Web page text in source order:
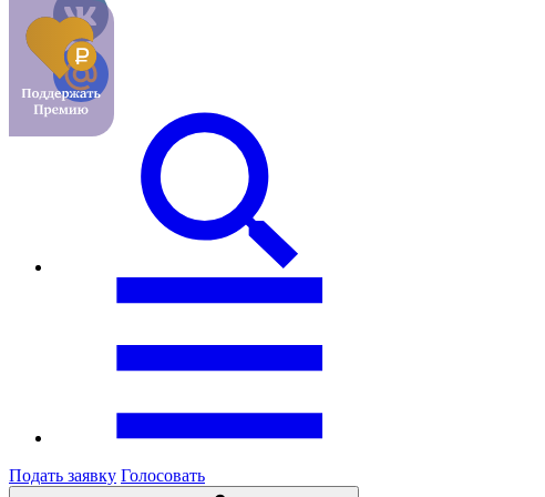
Подать заявку Голосовать